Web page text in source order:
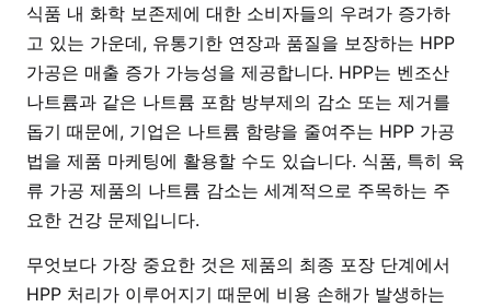
식품 내 화학 보존제에 대한 소비자들의 우려가 증가하
고 있는 가운데, 유통기한 연장과 품질을 보장하는 HPP
가공은 매출 증가 가능성을 제공합니다. HPP는 벤조산
나트륨과 같은 나트륨 포함 방부제의 감소 또는 제거를
돕기 때문에, 기업은 나트륨 함량을 줄여주는 HPP 가공
법을 제품 마케팅에 활용할 수도 있습니다. 식품, 특히 육
류 가공 제품의 나트륨 감소는 세계적으로 주목하는 주
요한 건강 문제입니다.
무엇보다 가장 중요한 것은 제품의 최종 포장 단계에서
HPP 처리가 이루어지기 때문에 비용 손해가 발생하는